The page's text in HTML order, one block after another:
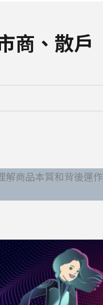
商、散戶
解商品本質和背後運作